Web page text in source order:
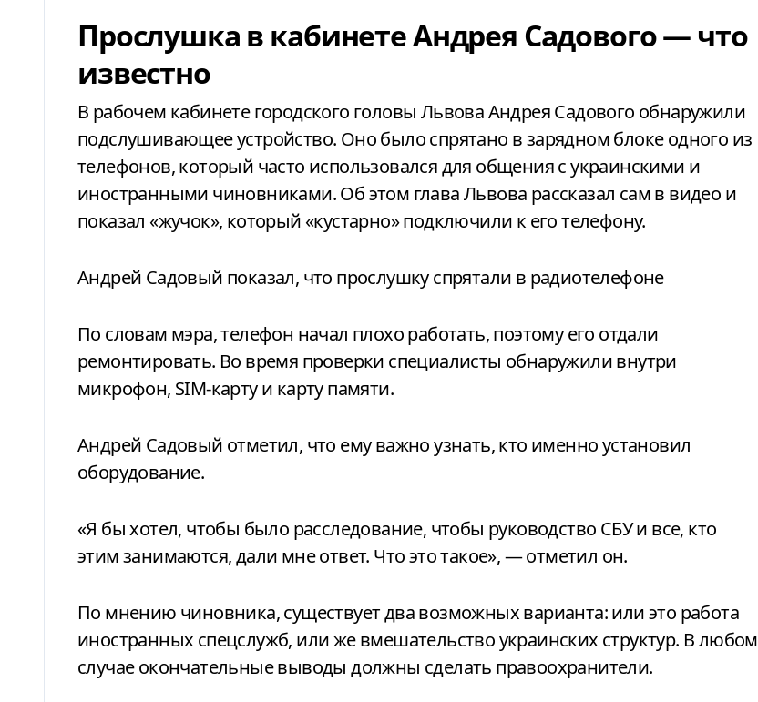
Прослушка в кабинете Андрея Садового — что
известно
В рабочем кабинете городского головы Львова Андрея Садового обнаружили
подслушивающее устройство. Оно было спрятано в зарядном блоке одного из
телефонов, который часто использовался для общения с украинскими и
иностранными чиновниками. Об этом глава Львова рассказал сам в видео и
показал «жучок», который «кустарно» подключили к его телефону.
Андрей Садовый показал, что прослушку спрятали в радиотелефоне
По словам мэра, телефон начал плохо работать, поэтому его отдали
ремонтировать. Во время проверки специалисты обнаружили внутри
микрофон, SIM-карту и карту памяти.
Андрей Садовый отметил, что ему важно узнать, кто именно установил
оборудование.
«Я бы хотел, чтобы было расследование, чтобы руководство СБУ и все, кто
этим занимаются, дали мне ответ. Что это такое», — отметил он.
По мнению чиновника, существует два возможных варианта: или это работа
иностранных спецслужб, или же вмешательство украинских структур. В любом
случае окончательные выводы должны сделать правоохранители.